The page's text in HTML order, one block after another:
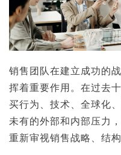
销售团队在建立成功的
挥着重要作用。在过去
买行为、技术、全球化
未有的外部和内部压力
重新审视销售战略、结构